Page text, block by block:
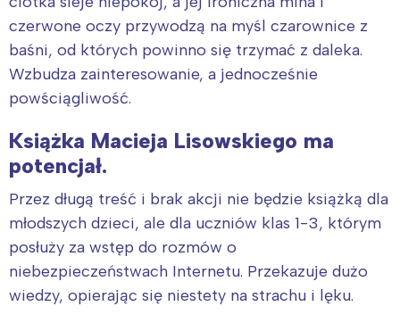
czerwone oczy przywodzą na myśl czarownice z
baśni, od których powinno się trzymać z daleka.
Wzbudza zainteresowanie, a jednocześnie
powściągliwość.
Książka Macieja Lisowskiego ma
potencjał.
Przez długą treść i brak akcji nie będzie książką dla
młodszych dzieci, ale dla uczniów klas 1-3, którym
posłuży za wstęp do rozmów o
niebezpieczeństwach Internetu. Przekazuje dużo
wiedzy, opierając się niestety na strachu i lęku.